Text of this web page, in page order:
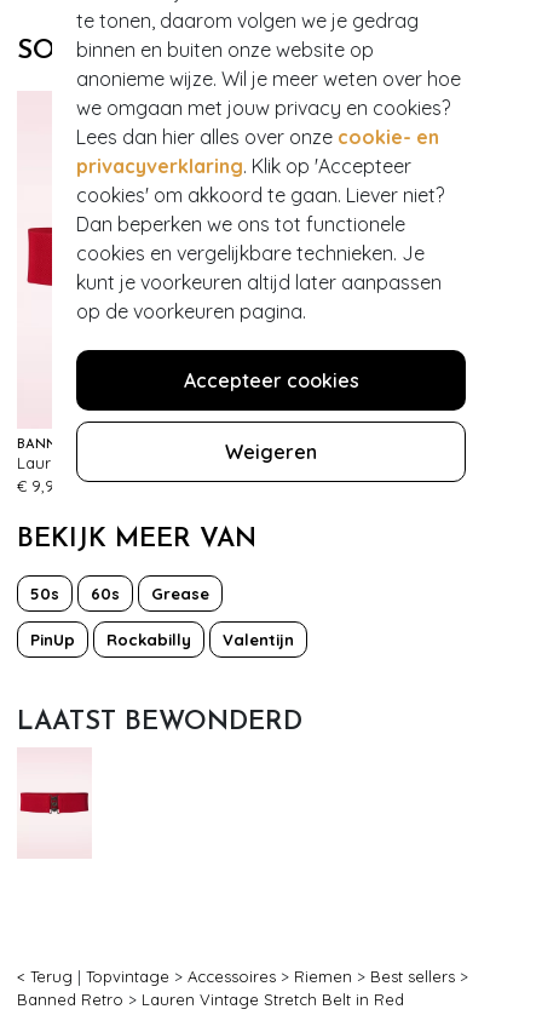
te tonen, daarom volgen we je gedrag
binnen en buiten onze website op
anonieme wijze. Wil je meer weten over hoe
we omgaan met jouw privacy en cookies?
Lees dan hier alles over onze cookie- en
privacyverklaring. Klik op 'Accepteer
cookies' om akkoord te gaan. Liever niet?
Dan beperken we ons tot functionele
cookies en vergelijkbare technieken. Je
kunt je voorkeuren altijd later aanpassen
op de voorkeuren pagina.
Accepteer cookies
Weigeren
SOORTGELIJKE PRODUCTEN
BANNED RETRO
€ 9,95
BEKIJK MEER VAN
50s 60s Grease
PinUp Rockabilly Valentijn
LAATST BEWONDERD
< Terug | Topvintage > Accessoires > Riemen > Best sellers >
Banned Retro > Lauren Vintage Stretch Belt in Red